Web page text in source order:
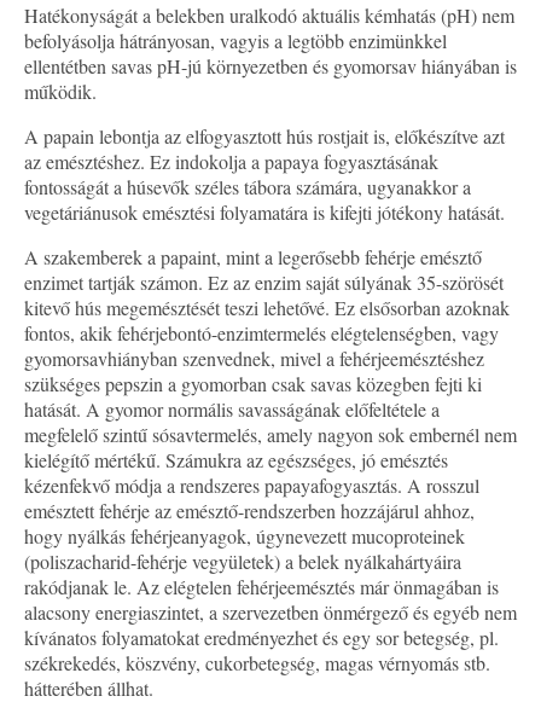
Hatékonyságát a belekben uralkodó aktuális kémhatás (pH) nem
befolyásolja hátrányosan, vagyis a legtöbb enzimünkkel
ellentétben savas pH-jú környezetben és gyomorsav hiányában is
működik.
A papain lebontja az elfogyasztott hús rostjait is, előkészítve azt
az emésztéshez. Ez indokolja a papaya fogyasztásának
fontosságát a húsevők széles tábora számára, ugyanakkor a
vegetáriánusok emésztési folyamatára is kifejti jótékony hatását.
A szakemberek a papaint, mint a legerősebb fehérje emésztő
enzimet tartják számon. Ez az enzim saját súlyának 35-szörösét
kitevő hús megemésztését teszi lehetővé. Ez elsősorban azoknak
fontos, akik fehérjebontó-enzimtermelés elégtelenségben, vagy
gyomorsavhiányban szenvednek, mivel a fehérjeemésztéshez
szükséges pepszin a gyomorban csak savas közegben fejti ki
hatását. A gyomor normális savasságának előfeltétele a
megfelelő szintű sósavtermelés, amely nagyon sok embernél nem
kielégítő mértékű. Számukra az egészséges, jó emésztés
kézenfekvő módja a rendszeres papayafogyasztás. A rosszul
emésztett fehérje az emésztő-rendszerben hozzájárul ahhoz,
hogy nyálkás fehérjeanyagok, úgynevezett mucoproteinek
(poliszacharid-fehérje vegyületek) a belek nyálkahártyáira
rakódjanak le. Az elégtelen fehérjeemésztés már önmagában is
alacsony energiaszintet, a szervezetben önmérgező és egyéb nem
kívánatos folyamatokat eredményezhet és egy sor betegség, pl.
székrekedés, köszvény, cukorbetegség, magas vérnyomás stb.
hátterében állhat.